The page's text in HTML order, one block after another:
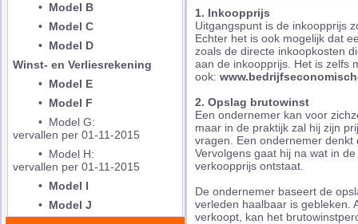
• Model B
• Model C
• Model D
Winst- en Verliesrekening
• Model E
• Model F
• Model G:
vervallen per 01-11-2015
• Model H:
vervallen per 01-11-2015
• Model I
• Model J
1. Inkoopprijs
Uitgangspunt is de inkoopprijs
Echter het is ook mogelijk dat
zoals de directe inkoopkosten
aan de inkoopprijs. Het is zelfs
ook:
2. Opslag brutowinst
Een ondernemer kan voor
maar in de praktijk zal hij zijn
vragen. Een ondernemer
Vervolgens gaat hij na wat in
verkoopprijs ontstaat.
De ondernemer baseert de
verleden haalbaar is gebleken.
verkoopt, kan het